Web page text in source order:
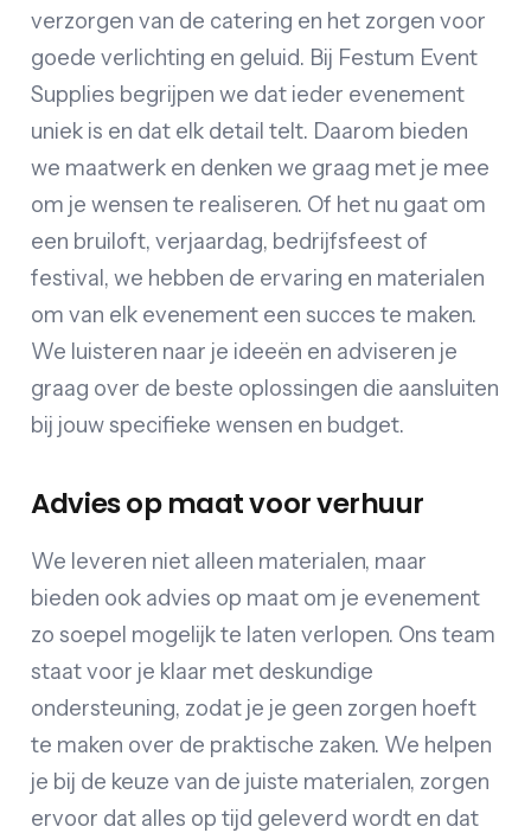
verzorgen van de catering en het zorgen voor
goede verlichting en geluid. Bij Festum Event
Supplies begrijpen we dat ieder evenement
uniek is en dat elk detail telt. Daarom bieden
we maatwerk en denken we graag met je mee
om je wensen te realiseren. Of het nu gaat om
een bruiloft, verjaardag, bedrijfsfeest of
festival, we hebben de ervaring en materialen
om van elk evenement een succes te maken.
We luisteren naar je ideeën en adviseren je
graag over de beste oplossingen die aansluiten
bij jouw specifieke wensen en budget.
Advies op maat voor verhuur
We leveren niet alleen materialen, maar
bieden ook advies op maat om je evenement
zo soepel mogelijk te laten verlopen. Ons team
staat voor je klaar met deskundige
ondersteuning, zodat je je geen zorgen hoeft
te maken over de praktische zaken. We helpen
je bij de keuze van de juiste materialen, zorgen
ervoor dat alles op tijd geleverd wordt en dat